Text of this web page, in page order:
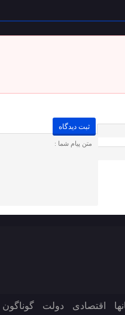
اقتصادی دولت گوناگون